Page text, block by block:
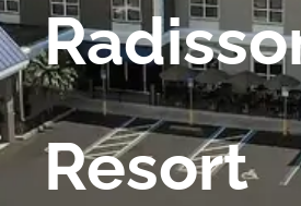
Resort